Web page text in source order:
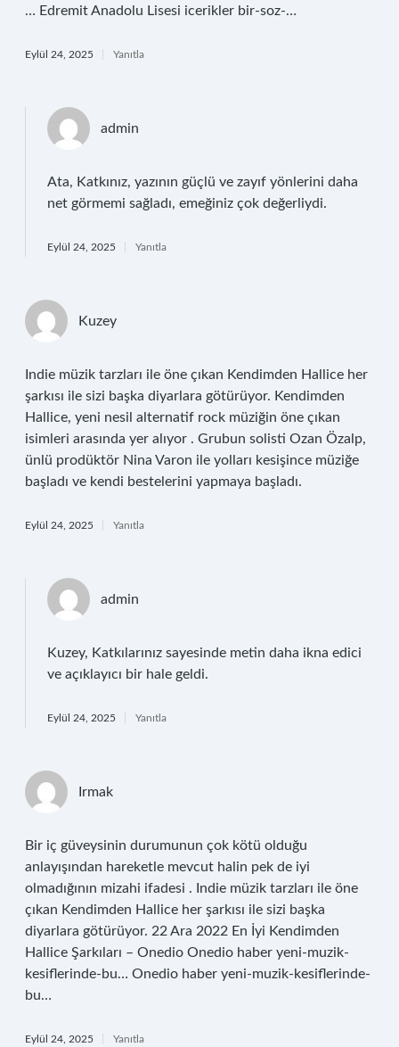
… Edremit Anadolu Lisesi icerikler bir-soz-…
Eylül 24, 2025 Yanıtla
admin
Ata, Katkınız, yazının güçlü ve zayıf yönlerini daha
net görmemi sağladı, emeğiniz çok değerliydi.
Eylül 24, 2025 Yanıtla
Kuzey
Indie müzik tarzları ile öne çıkan Kendimden Hallice her
şarkısı ile sizi başka diyarlara götürüyor. Kendimden
Hallice, yeni nesil alternatif rock müziğin öne çıkan
isimleri arasında yer alıyor . Grubun solisti Ozan Özalp,
ünlü prodüktör Nina Varon ile yolları kesişince müziğe
başladı ve kendi bestelerini yapmaya başladı.
Eylül 24, 2025 Yanıtla
admin
Kuzey, Katkılarınız sayesinde metin daha ikna edici
ve açıklayıcı bir hale geldi.
Eylül 24, 2025 Yanıtla
Irmak
Bir iç güveysinin durumunun çok kötü olduğu
anlayışından hareketle mevcut halin pek de iyi
olmadığının mizahi ifadesi . Indie müzik tarzları ile öne
çıkan Kendimden Hallice her şarkısı ile sizi başka
diyarlara götürüyor. 22 Ara 2022 En İyi Kendimden
Hallice Şarkıları – Onedio Onedio haber yeni-muzik-
kesiflerinde-bu… Onedio haber yeni-muzik-kesiflerinde-
bu…
Eylül 24, 2025 Yanıtla